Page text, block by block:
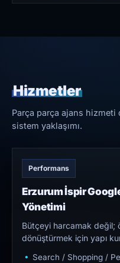
Hizmetler
Parça parça ajans
sistem yaklaşımı.
Performans
Erzurum İspir
Yönetimi
Bütçeyi harcamak değil;
dönüştürmek için yapı
Search / Shopping /